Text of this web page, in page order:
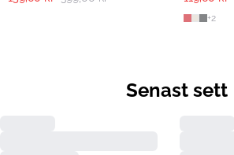
+2
Senast sett